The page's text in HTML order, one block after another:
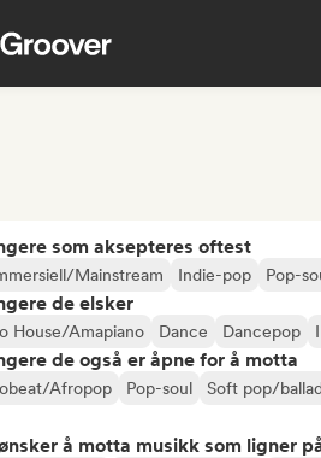
som aksepteres oftest
Mainstream Indie-pop Pop-
de elsker
House/Amapiano Dance Dancepop
de også er åpne for å motta
Afropop Pop-soul Soft pop/
å motta musikk som ligner